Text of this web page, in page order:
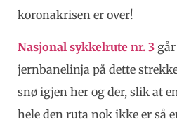
koronakrisen er over!
Nasjonal sykkelrute nr. 3
jernbanelinja på dette
snø igjen her og der, slik at
hele den ruta nok ikke er så